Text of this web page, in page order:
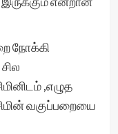
நோக்கி
,எழுத
வகுப்பறையை